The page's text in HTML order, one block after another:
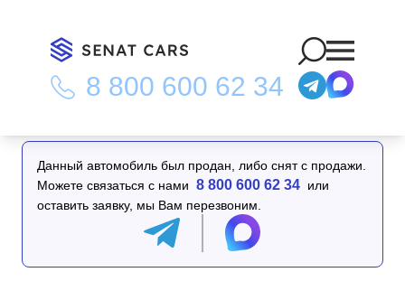
8 800 600 62 34
Главная Каталог/Ssangyong TIBOLI Gasoline 1.5 V1 2WD
Данный автомобиль был продан, либо снят с продажи.
Можете связаться с нами 8 800 600 62 34 или
оставить заявку, мы Вам перезвоним.